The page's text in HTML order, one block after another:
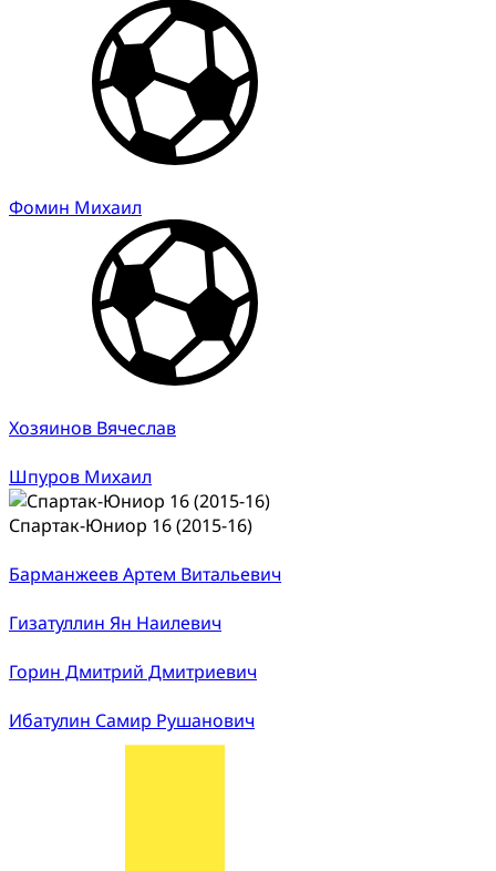
Фомин Михаил
Хозяинов Вячеслав
Шпуров Михаил
Спартак-Юниор 16 (2015-16)
Барманжеев Артем Витальевич
Гизатуллин Ян Наилевич
Горин Дмитрий Дмитриевич
Ибатулин Самир Рушанович